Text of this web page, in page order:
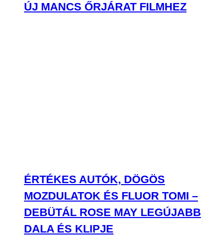
ÚJ MANCS ŐRJÁRAT FILMHEZ
ÉRTÉKES AUTÓK, DÖGÖS
MOZDULATOK ÉS FLUOR TOMI –
DEBÜTÁL ROSE MAY LEGÚJABB
DALA ÉS KLIPJE